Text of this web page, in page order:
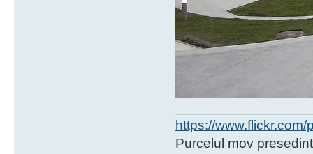
https://
Purcelul mov